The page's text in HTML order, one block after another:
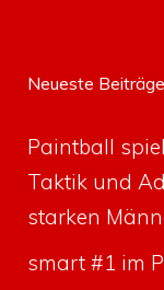
Neueste Beiträge
Paintball
Taktik und
starken
smart #1 im